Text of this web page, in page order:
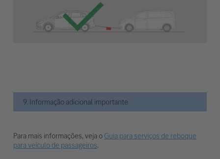
9. Informação adicional importante
Para mais informações, veja oGuia para serviços de reboque
para veículo de passageiros.